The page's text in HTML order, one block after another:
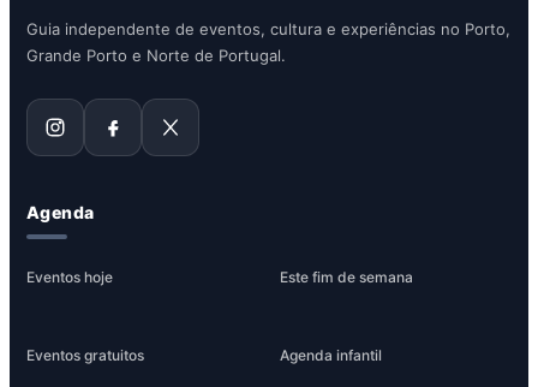
Guia independente de eventos, cultura e experiências no Porto,
Grande Porto e Norte de Portugal.
Agenda
Eventos hoje Este fim de semana
Eventos gratuitos Agenda infantil